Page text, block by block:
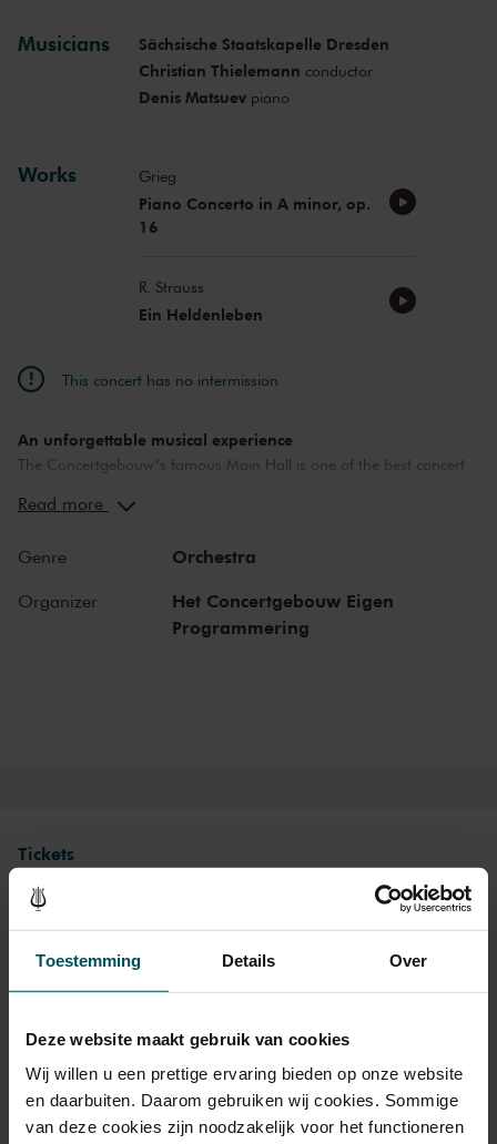
Toestemming Details Over
Deze website maakt gebruik van cookies
Wij willen u een prettige ervaring bieden op onze website
en daarbuiten. Daarom gebruiken wij cookies. Sommige
van deze cookies zijn noodzakelijk voor het functioneren
Musicians
Sächsische Staatskapelle Dresden
Christian Thielemann conductor
Denis Matsuevpiano
Works Grieg
Piano Concerto in A minor, op.
16
R. Strauss
Ein Heldenleben
This concert has no intermission
An unforgettable musical experience
The Concertgebouw’s famous Main Hall is one of the best concert
special atmosphere. In the Main Hall, you will feel history. Here,
Strauss and Igor Stravinsky. Sergei Rachmaninoff played his own
as Leonard Bernstein, Vladimir Horowitz and Yehudi Menuhin gave
legendary performances. Right up to now, the Main Hall offers a
Read more
Genre Orchestra
Organizer
Het Concertgebouw Eigen
Programmering
Tickets
under 30 years of age? Sprint tickets are online available 4
More information about sprint tickets
Prices do not include transaction fee: € 5 per order.